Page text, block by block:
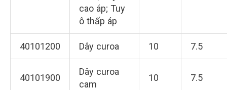
cao áp; Tuy
ô thấp áp
40101200 Dây curoa 10 7.5
40101900
Dây curoa
cam
10 7.5